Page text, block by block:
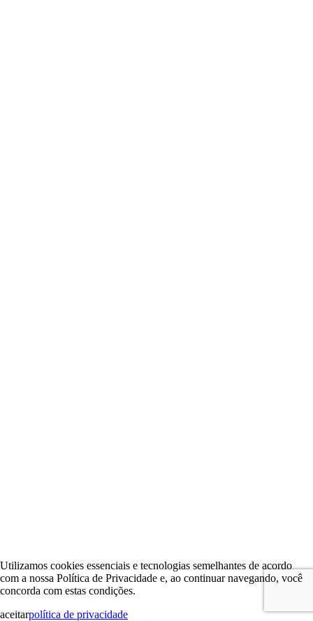
Utilizamos cookies essenciais e tecnologias semelhantes de acordo
com a nossa Política de Privacidade e, ao continuar navegando, você
concorda com estas condições.
aceitarpolítica de privacidade